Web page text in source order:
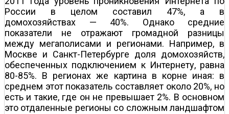
России в целом составил 47%, а в
домохозяйствах — 40%. Однако средние
показатели не отражают громадной разницы
между мегаполисами и регионами. Например, в
Москве и Санкт-Петербурге доля домохозяйств,
обеспеченных подключением к Интернету, равна
80-85%. В регионах же картина в корне иная: в
среднем этот показатель составляет около 20%, но
есть и такие, где он не превышает 2%. В основном
это отдаленные регионы со сложным ландшафтом